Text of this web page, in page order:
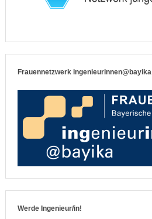
Frauennetzwerk ingenieurinnen@bayika
Werde Ingenieur/in!